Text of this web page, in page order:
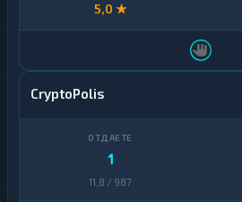
5,0 ★
CryptoPolis
1
11,8 / 987